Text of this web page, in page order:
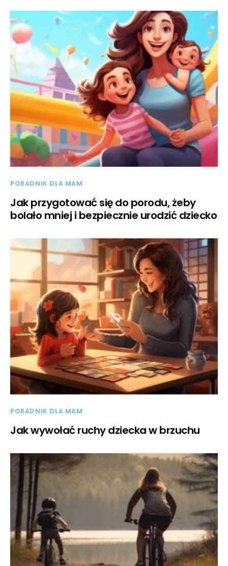
PORADNIK DLA MAM
Jak przygotować się do porodu, żeby
bolało mniej i bezpiecznie urodzić dziecko
PORADNIK DLA MAM
Jak wywołać ruchy dziecka w brzuchu